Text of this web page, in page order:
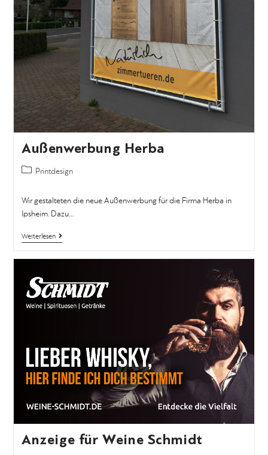
Außenwerbung Herba
Printdesign
Wir gestalteten die neue Außenwerbung für die Firma Herba in
Ipsheim. Dazu…
Weiterlesen
Anzeige für Weine Schmidt